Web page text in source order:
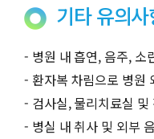
기타 유의
- 병원 내 흡연, 음주, 소
- 환자복 차림으로 병원
- 검사실, 물리치료실
- 병실 내 취사 및 외부